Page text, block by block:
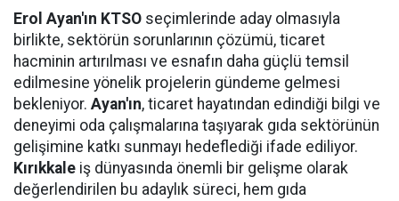
Erol Ayan'ın KTSO seçimlerinde aday olmasıyla
birlikte, sektörün sorunlarının çözümü, ticaret
hacminin artırılması ve esnafın daha güçlü temsil
edilmesine yönelik projelerin gündeme gelmesi
bekleniyor. Ayan'ın, ticaret hayatından edindiği bilgi ve
deneyimi oda çalışmalarına taşıyarak gıda sektörünün
gelişimine katkı sunmayı hedeflediği ifade ediliyor.
Kırıkkale iş dünyasında önemli bir gelişme olarak
değerlendirilen bu adaylık süreci, hem gıda